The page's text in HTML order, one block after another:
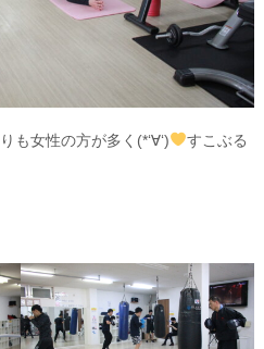
も女性の方が多く(*‘∀‘)
すこぶる